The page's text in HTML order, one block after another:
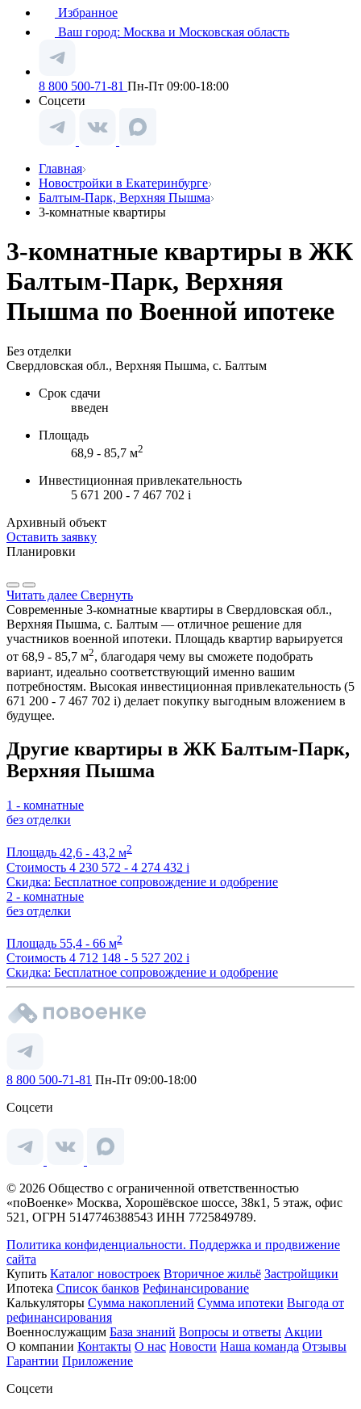
Избранное
Ваш город: Москва и Московская область
8 800 500-71-81 Пн-Пт 09:00-18:00
Соцсети
Главная
Новостройки в Екатеринбурге
Балтым-Парк, Верхняя Пышма
3-комнатные квартиры
3-комнатные квартиры в ЖК
Балтым-Парк, Верхняя
Пышма по Военной ипотеке
Без отделки
Свердловская обл., Верхняя Пышма, с. Балтым
Срок сдачи
введен
Площадь
68,9 - 85,7 м2
Инвестиционная привлекательность
5 671 200 - 7 467 702 i
Архивный объект
Оставить заявку
Планировки
Читать далее Свернуть
Современные 3-комнатные квартиры в Свердловская обл.,
Верхняя Пышма, с. Балтым — отличное решение для
участников военной ипотеки. Площадь квартир варьируется
от 68,9 - 85,7 м2, благодаря чему вы сможете подобрать
вариант, идеально соответствующий именно вашим
потребностям. Высокая инвестиционная привлекательность (5
671 200 - 7 467 702 i) делает покупку выгодным вложением в
будущее.
Другие квартиры в ЖК Балтым-Парк,
Верхняя Пышма
1 - комнатные
без отделки
Площадь 42,6 - 43,2 м2
Стоимость 4 230 572 - 4 274 432 i
Скидка: Бесплатное сопровождение и одобрение
2 - комнатные
без отделки
Площадь 55,4 - 66 м2
Стоимость 4 712 148 - 5 527 202 i
Скидка: Бесплатное сопровождение и одобрение
8 800 500-71-81 Пн-Пт 09:00-18:00
Соцсети
© 2026 Общество с ограниченной ответственностью
«поВоенке» Москва, Хорошёвское шоссе, 38к1, 5 этаж, офис
521, ОГРН 5147746388543 ИНН 7725849789.
Политика конфиденциальности. Поддержка и продвижение
сайта
Купить Каталог новостроек Вторичное жильё Застройщики
Ипотека Список банков Рефинансирование
Калькуляторы Сумма накоплений Сумма ипотеки Выгода от
рефинансирования
Военнослужащим База знаний Вопросы и ответы Акции
О компании Контакты О нас Новости Наша команда Отзывы
Гарантии Приложение
Соцсети